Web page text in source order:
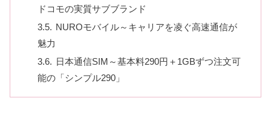
ドコモの実質サブブランド
NUROモバイル～キャリアを凌ぐ高速通信が
魅力
日本通信SIM～基本料290円＋1GBずつ注文可
能の「シンプル290」